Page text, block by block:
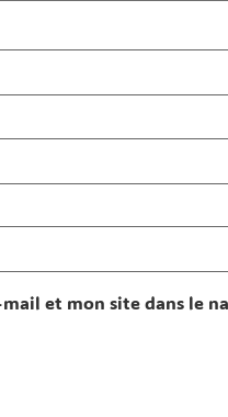
et mon site dans le